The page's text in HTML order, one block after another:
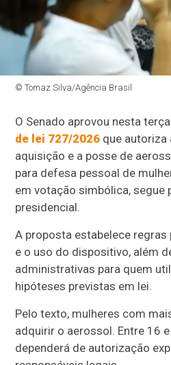
© Tomaz Silva/Agência Brasil
O Senado aprovou nesta
de lei 727/2026 que autoriza
aquisição e a posse de
para defesa pessoal de
em votação simbólica, segue
presidencial.
A proposta estabelece
e o uso do dispositivo, além
administrativas para quem
hipóteses previstas em lei.
Pelo texto, mulheres com
adquirir o aerossol. Entre 16
dependerá de autorização